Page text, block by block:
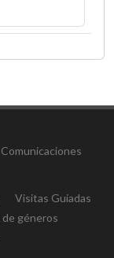
Comunicaciones
Visitas Guiadas
de géneros